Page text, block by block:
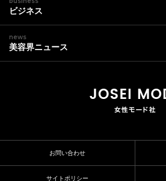
ビジネス
news
美容界ニュース
お問い合わせ
サイトポリシー